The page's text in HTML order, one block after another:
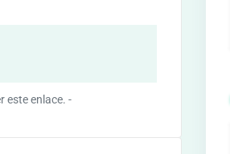
este enlace. -